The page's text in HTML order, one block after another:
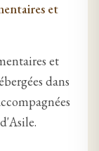
et
et
dans